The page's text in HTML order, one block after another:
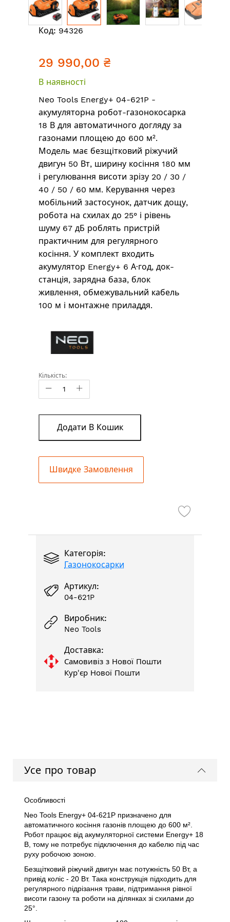
Перейти
галереї
Код: 94326
29 990,00 ₴
В наявності
Neo Tools Energy+ 04-621P -
акумуляторна робот-газонокосарка
18 В для автоматичного догляду за
газонами площею до 600 м².
Модель має безщітковий ріжучий
двигун 50 Вт, ширину косіння 180 мм
і регулювання висоти зрізу 20 / 30 /
40 / 50 / 60 мм. Керування через
мобільний застосунок, датчик дощу,
робота на схилах до 25° і рівень
шуму 67 дБ роблять пристрій
практичним для регулярного
косіння. У комплект входить
акумулятор Energy+ 6 А·год, док-
станція, зарядна база, блок
живлення, обмежувальний кабель
100 м і монтажне приладдя.
Кількість:
Додати В Кошик
Швидке Замовлення
Категорія:
Газонокосарки
Артикул:
04-621P
Виробник:
Neo Tools
Доставка:
Самовивіз з Нової Пошти
Кур'єр Нової Пошти
Усе про товар
Особливості
Neo Tools Energy+ 04-621P призначено для
автоматичного косіння газонів площею до 600 м².
Робот працює від акумуляторної системи Energy+ 18
В, тому не потребує підключення до кабелю під час
руху робочою зоною.
Безщітковий ріжучий двигун має потужність 50 Вт, а
привід коліс - 20 Вт. Така конструкція підходить для
регулярного підрізання трави, підтримання рівної
висоти газону та роботи на ділянках зі схилами до
25°.